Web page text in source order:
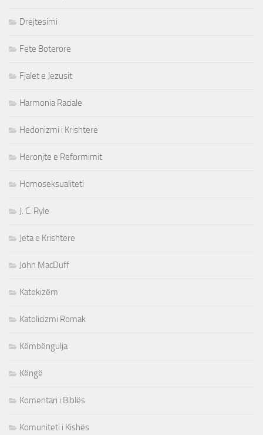
Drejtësimi
Fete Boterore
Fjalet e Jezusit
Harmonia Raciale
Hedonizmi i Krishtere
Heronjte e Reformimit
Homoseksualiteti
J. C. Ryle
Jeta e Krishtere
John MacDuff
Katekizëm
Katolicizmi Romak
Këmbëngulja
Këngë
Komentari i Biblës
Komuniteti i Kishës